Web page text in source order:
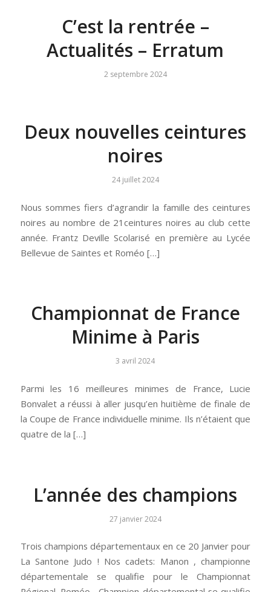
C’est la rentrée –
Actualités – Erratum
2 septembre 2024
Deux nouvelles ceintures
noires
24 juillet 2024
Nous sommes fiers d’agrandir la famille des ceintures
noires au nombre de 21ceintures noires au club cette
année. Frantz Deville Scolarisé en première au Lycée
Bellevue de Saintes et Roméo […]
Championnat de France
Minime à Paris
3 avril 2024
Parmi les 16 meilleures minimes de France, Lucie
Bonvalet a réussi à aller jusqu’en huitième de finale de
la Coupe de France individuelle minime. Ils n’étaient que
quatre de la […]
L’année des champions
27 janvier 2024
Trois champions départementaux en ce 20 Janvier pour
La Santone Judo ! Nos cadets: Manon , championne
départementale se qualifie pour le Championnat